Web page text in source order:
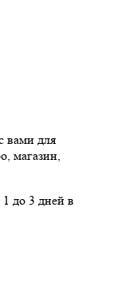
вами для
магазин,
до 3 дней в